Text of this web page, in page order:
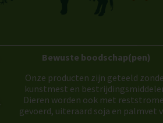
.
Bewuste boodschap(pen)
Onze producten zijn geteeld
kunstmest en
Dieren worden ook met
gevoerd, uiteraard soja en palmvet